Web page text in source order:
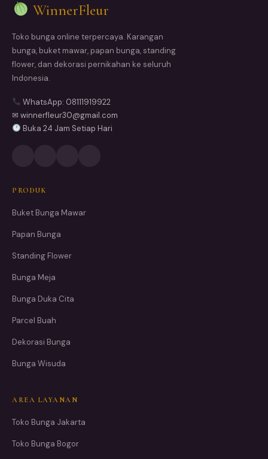
WinnerFleur
Toko bunga online terpercaya. Karangan
bunga, buket mawar, papan bunga, standing
flower, dan dekorasi pernikahan ke seluruh
Indonesia.
WhatsApp: 08111919922
✉ winnerfleur30@gmail.com
Buka 24 Jam Setiap Hari
PRODUK
Buket Bunga Mawar
Papan Bunga
Standing Flower
Bunga Meja
Bunga Duka Cita
Parcel Buah
Dekorasi Bunga
Bunga Wisuda
AREA LAYANAN
Toko Bunga Jakarta
Toko Bunga Bogor